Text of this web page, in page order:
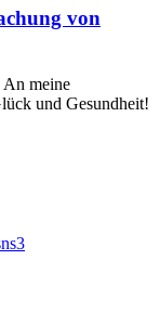
von
meine
und Gesundheit!